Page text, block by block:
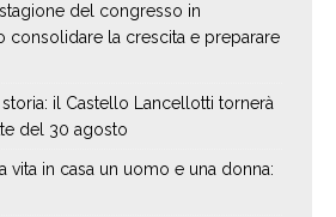
del congresso in
consolidare la crescita e preparare
storia: il Castello Lancellotti tornerà
del 30 agosto
vita in casa un uomo e una donna: